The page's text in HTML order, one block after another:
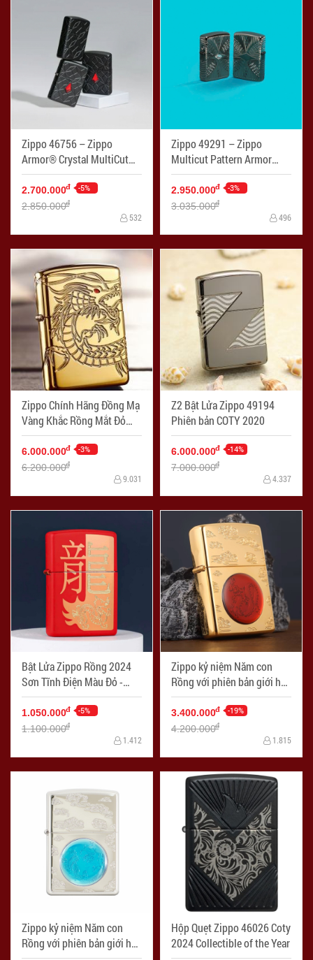
Zippo 46756 – Zippo
Armor® Crystal MultiCut
Black Matte - Mã SP:
ZPC4276
2.700.000đ -5%
2.850.000đ
532
Zippo 49291 – Zippo
Multicut Pattern Armor
Black Ice - Mã SP: ZPC4277
2.950.000đ -3%
3.035.000đ
496
Zippo Chính Hãng Đồng Mạ
Vàng Khắc Rồng Mắt Đỏ
Tinh Xảo Vỏ Dày Armor
6.000.000đ -3%
6.200.000đ
9.031
Z2 Bật Lửa Zippo 49194
Phiên bản COTY 2020
6.000.000đ -14%
7.000.000đ
4.337
Bật Lửa Zippo Rồng 2024
Sơn Tĩnh Điện Màu Đỏ -
Logo Zippo SKU 48769
1.050.000đ -5%
1.100.000đ
1.412
Zippo kỷ niệm Năm con
Rồng với phiên bản giới hạn
2024 (Gold Plate)
3.400.000đ -19%
4.200.000đ
1.815
Zippo kỷ niệm Năm con
Rồng với phiên bản giới hạn
Hộp Quẹt Zippo 46026 Coty
2024 Collectible of the Year